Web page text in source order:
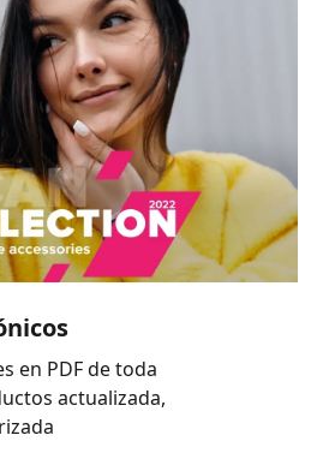
en PDF de toda
actualizada,